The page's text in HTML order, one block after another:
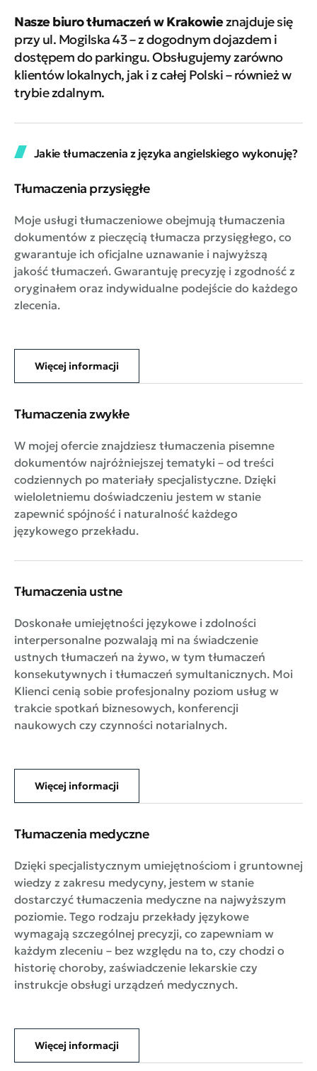
Nasze biuro tłumaczeń w Krakowieznajduje się
przy ul. Mogilska 43 – z dogodnym dojazdem i
dostępem do parkingu. Obsługujemy zarówno
klientów lokalnych, jak i z całej Polski – również w
trybie zdalnym.
Jakie tłumaczenia z języka angielskiego wykonuję?
Tłumaczenia przysięgłe
Moje usługi tłumaczeniowe obejmują tłumaczenia
dokumentów z pieczęcią tłumacza przysięgłego, co
gwarantuje ich oficjalne uznawanie i najwyższą
jakość tłumaczeń. Gwarantuję precyzję i zgodność z
oryginałem oraz indywidualne podejście do każdego
zlecenia.
Więcej informacji
Tłumaczenia zwykłe
W mojej ofercie znajdziesz tłumaczenia pisemne
dokumentów najróżniejszej tematyki – od treści
codziennych po materiały specjalistyczne. Dzięki
wieloletniemu doświadczeniu jestem w stanie
zapewnić spójność i naturalność każdego
językowego przekładu.
Tłumaczenia ustne
Doskonałe umiejętności językowe i zdolności
interpersonalne pozwalają mi na świadczenie
ustnych tłumaczeń na żywo, w tym tłumaczeń
konsekutywnych i tłumaczeń symultanicznych. Moi
Klienci cenią sobie profesjonalny poziom usług w
trakcie spotkań biznesowych, konferencji
naukowych czy czynności notarialnych.
Więcej informacji
Tłumaczenia medyczne
Dzięki specjalistycznym umiejętnościom i gruntownej
wiedzy z zakresu medycyny, jestem w stanie
dostarczyć tłumaczenia medyczne na najwyższym
poziomie. Tego rodzaju przekłady językowe
wymagają szczególnej precyzji, co zapewniam w
każdym zleceniu – bez względu na to, czy chodzi o
historię choroby, zaświadczenie lekarskie czy
instrukcje obsługi urządzeń medycznych.
Więcej informacji